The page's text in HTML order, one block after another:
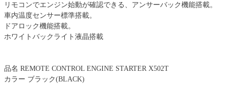
リモコンでエンジン始動が確認できる、アンサーバック機能搭載。
車内温度センサー標準搭載。
ドアロック機能搭載。
ホワイトバックライト液晶搭載
品名 REMOTE CONTROL ENGINE STARTER X502T
カラー ブラック(BLACK)